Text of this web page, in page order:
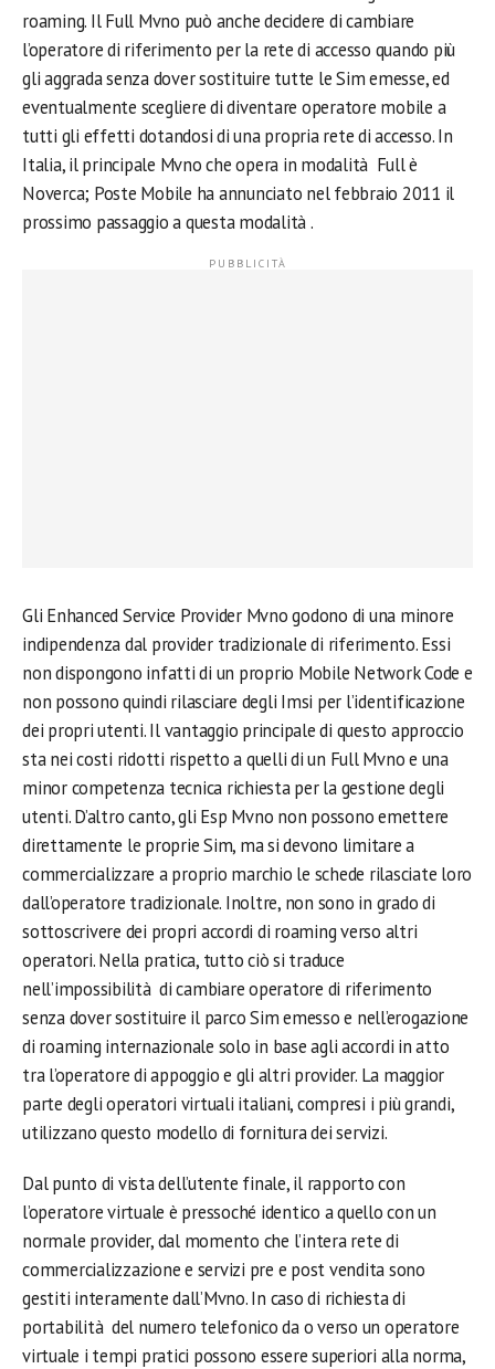
roaming. Il Full Mvno può anche decidere di cambiare
l’operatore di riferimento per la rete di accesso quando più
gli aggrada senza dover sostituire tutte le Sim emesse, ed
eventualmente scegliere di diventare operatore mobile a
tutti gli effetti dotandosi di una propria rete di accesso. In
Italia, il principale Mvno che opera in modalità Full è
Noverca; Poste Mobile ha annunciato nel febbraio 2011 il
prossimo passaggio a questa modalità .
Gli Enhanced Service Provider Mvno godono di una minore
indipendenza dal provider tradizionale di riferimento. Essi
non dispongono infatti di un proprio Mobile Network Code e
non possono quindi rilasciare degli Imsi per l’identificazione
dei propri utenti. Il vantaggio principale di questo approccio
sta nei costi ridotti rispetto a quelli di un Full Mvno e una
minor competenza tecnica richiesta per la gestione degli
utenti. D’altro canto, gli Esp Mvno non possono emettere
direttamente le proprie Sim, ma si devono limitare a
commercializzare a proprio marchio le schede rilasciate loro
dall’operatore tradizionale. Inoltre, non sono in grado di
sottoscrivere dei propri accordi di roaming verso altri
operatori. Nella pratica, tutto ciò si traduce
nell’impossibilità di cambiare operatore di riferimento
senza dover sostituire il parco Sim emesso e nell’erogazione
di roaming internazionale solo in base agli accordi in atto
tra l’operatore di appoggio e gli altri provider. La maggior
parte degli operatori virtuali italiani, compresi i più grandi,
utilizzano questo modello di fornitura dei servizi.
Dal punto di vista dell’utente finale, il rapporto con
l’operatore virtuale è pressoché identico a quello con un
normale provider, dal momento che l’intera rete di
commercializzazione e servizi pre e post vendita sono
gestiti interamente dall’Mvno. In caso di richiesta di
portabilità del numero telefonico da o verso un operatore
virtuale i tempi pratici possono essere superiori alla norma,